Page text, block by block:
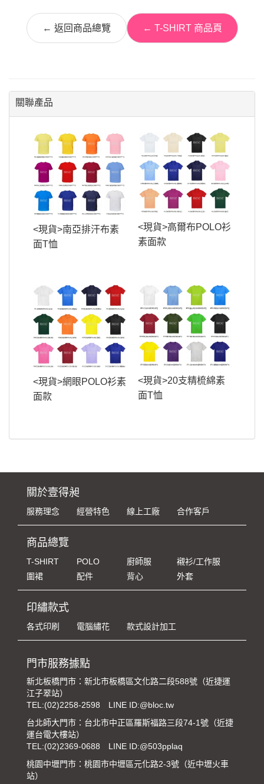
← 返回商品總覽 ← T-SHIRT 商品頁
關聯產品
<現貨>南亞排汗布素
面T恤
<現貨>高爾布POLO衫
素面款
<現貨>網眼POLO衫素
面款
<現貨>20支精梳綿素
面T恤
關於壹得昶
服務理念 經營特色 線上工廠 合作客戶
商品總覽
T-SHIRT POLO 廚師服
襯衫/工作服
圍裙
配件 背心 外套
印繡款式
各式印刷 電腦繡花 款式設計加工
門市服務據點
新北板橋門市：新北市板橋區文化路二段588號（近捷運
江子翠站）
TEL:(02)2258-2598
LINE ID:@bloc.tw
台北師大門市：台北市中正區羅斯福路三段74-1號（近捷
運台電大樓站）
TEL:(02)2369-0688
LINE ID:@503pplaq
桃園中壢門市：桃園市中壢區元化路2-3號（近中壢火車
站）